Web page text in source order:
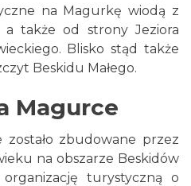
na Magurkę wiodą z
a także od strony Jeziora
Blisko stąd także
Beskidu Małego.
Magurce
zbudowane przez
na obszarze Beskidów
turystyczną o